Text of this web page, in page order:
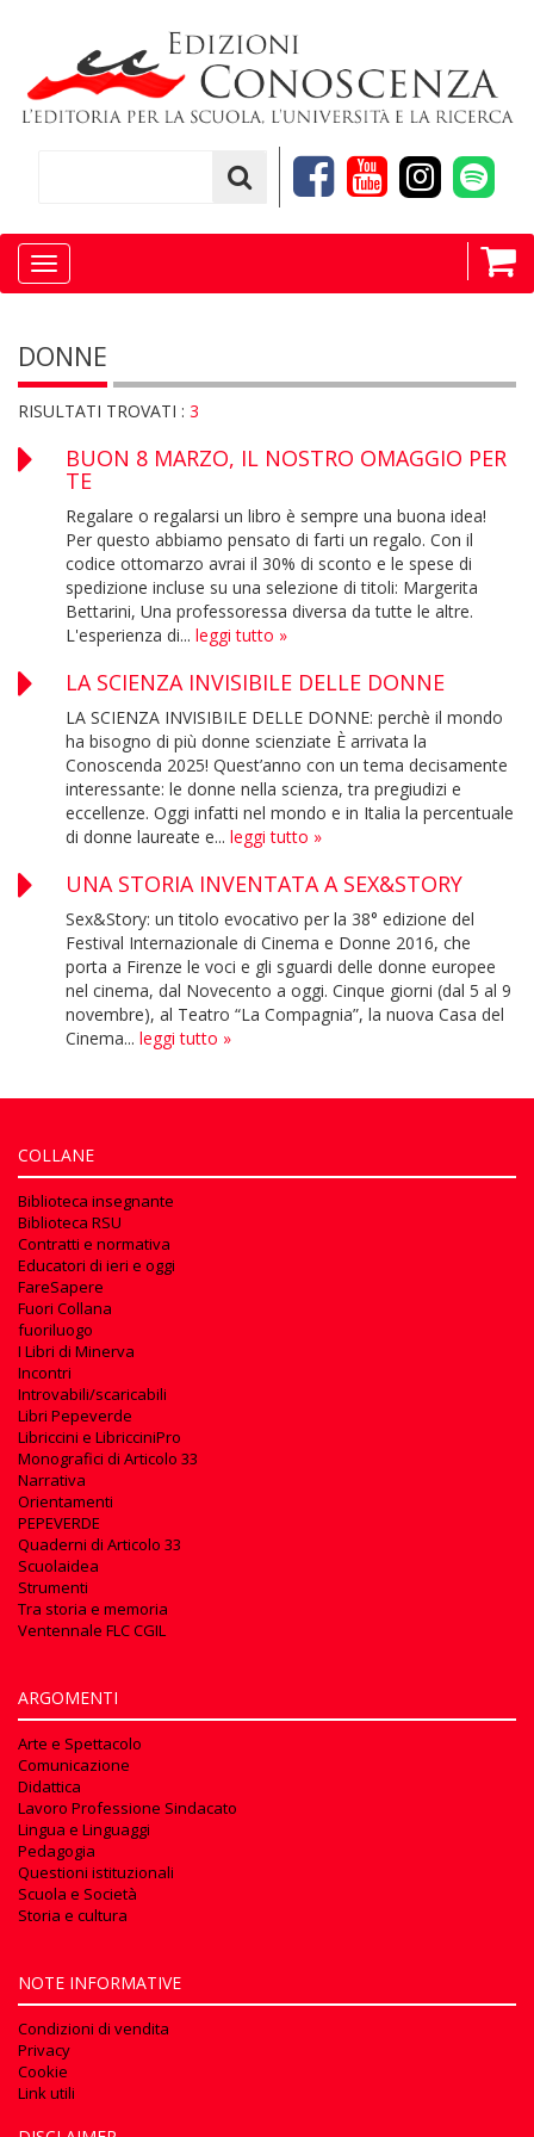
Toggle
navigation
DONNE
RISULTATI TROVATI : 3
BUON 8 MARZO, IL NOSTRO OMAGGIO PER
TE
Regalare o regalarsi un libro è sempre una buona idea!
Per questo abbiamo pensato di farti un regalo. Con il
codice ottomarzo avrai il 30% di sconto e le spese di
spedizione incluse su una selezione di titoli: Margerita
Bettarini, Una professoressa diversa da tutte le altre.
L'esperienza di... leggi tutto »
LA SCIENZA INVISIBILE DELLE DONNE
LA SCIENZA INVISIBILE DELLE DONNE: perchè il mondo
ha bisogno di più donne scienziate È arrivata la
Conoscenda 2025! Quest’anno con un tema decisamente
interessante: le donne nella scienza, tra pregiudizi e
eccellenze. Oggi infatti nel mondo e in Italia la percentuale
di donne laureate e... leggi tutto »
UNA STORIA INVENTATA A SEX&STORY
Sex&Story: un titolo evocativo per la 38° edizione del
Festival Internazionale di Cinema e Donne 2016, che
porta a Firenze le voci e gli sguardi delle donne europee
nel cinema, dal Novecento a oggi. Cinque giorni (dal 5 al 9
novembre), al Teatro “La Compagnia”, la nuova Casa del
Cinema... leggi tutto »
COLLANE
Biblioteca insegnante
Biblioteca RSU
Contratti e normativa
Educatori di ieri e oggi
FareSapere
Fuori Collana
fuoriluogo
I Libri di Minerva
Incontri
Introvabili/scaricabili
Libri Pepeverde
Libriccini e LibricciniPro
Monografici di Articolo 33
Narrativa
Orientamenti
PEPEVERDE
Quaderni di Articolo 33
Scuolaidea
Strumenti
Tra storia e memoria
Ventennale FLC CGIL
ARGOMENTI
Arte e Spettacolo
Comunicazione
Didattica
Lavoro Professione Sindacato
Lingua e Linguaggi
Pedagogia
Questioni istituzionali
Scuola e Società
Storia e cultura
NOTE INFORMATIVE
Condizioni di vendita
Privacy
Cookie
Link utili